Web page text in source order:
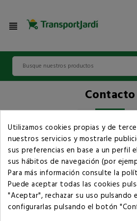
view_headline
Contacto
Redes Sociales
Utilizamos cookies propias y de
nuestros servicios y mostrarle
sus preferencias en base a un perfil
sus hábitos de navegación (por
Para más información consulte la
Puede aceptar todas las cookies
"Aceptar", rechazar su uso pulsando
configurarlas pulsando el botón